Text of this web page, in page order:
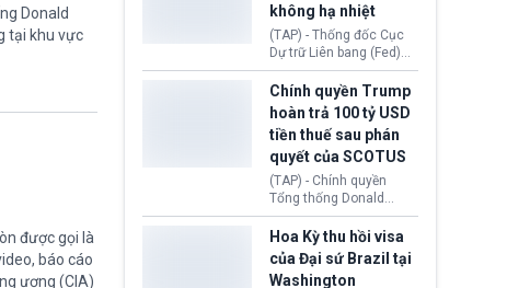
Donald
tại khu vực
được gọi là
báo cáo
ương (CIA)
Nguyên nhân vì đơn vị
này bị cáo buộc có nhiều
sai sót nghiêm trọng, vi
phạm quy định về an
toàn y tế.
không hạ nhiệt
(TAP) - Thống đốc Cục
Dự trữ Liên bang (Fed)
Lisa Cook nói sẽ ủng hộ
tăng lãi suất nếu lạm
phát ở Hoa Kỳ không tiếp
tục giảm trong thời gian
tới.
Chính quyền Trump
hoàn trả 100 tỷ USD
tiền thuế sau phán
quyết của SCOTUS
(TAP) - Chính quyền
Tổng thống Donald
Trump đã hoàn trả
khoảng 100 tỷ USD thuế
quan từng thu theo Đạo
luật Quyền hạn Kinh tế
Hoa Kỳ thu hồi visa
của Đại sứ Brazil tại
Washington